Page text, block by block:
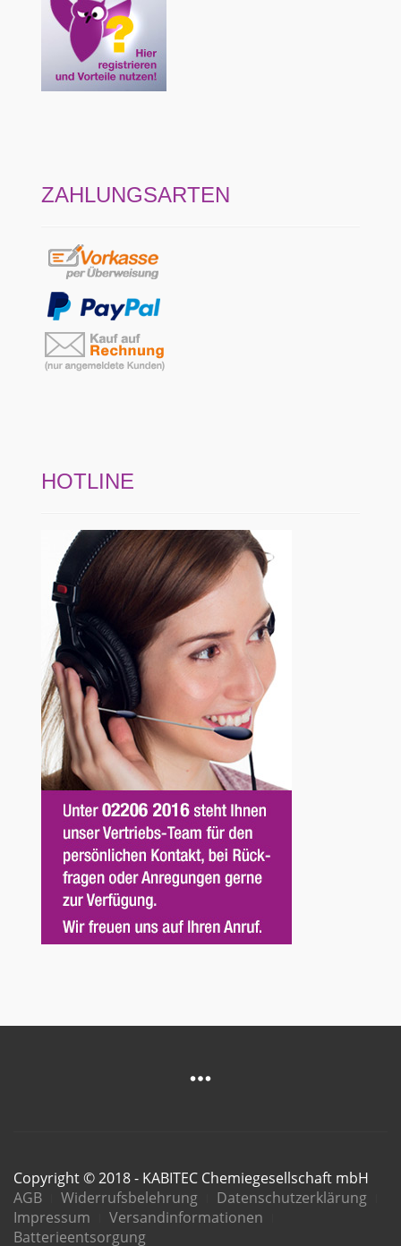
ZAHLUNGSARTEN
HOTLINE
Copyright © 2018 - KABITEC Chemiegesellschaft mbH
AGB
Widerrufsbelehrung
Datenschutzerklärung
Impressum
Versandinformationen
Batterieentsorgung